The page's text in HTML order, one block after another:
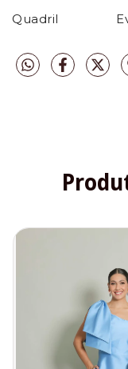
Quadril